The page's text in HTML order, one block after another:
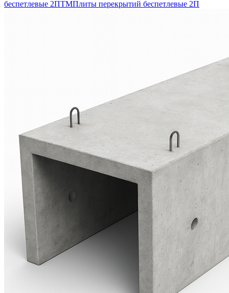
беспетлевые 2ПТМПлиты перекрытий беспетлевые 2П